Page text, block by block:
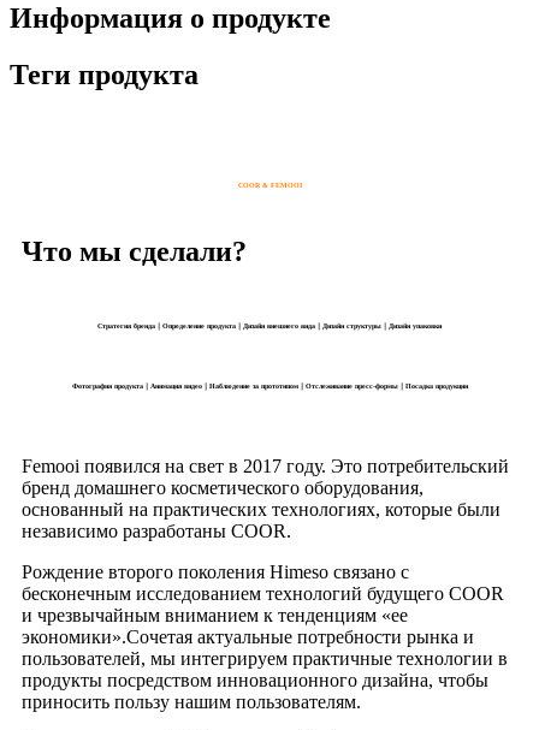
Информация о продукте
Теги продукта
COOR & FEMOOI
Что мы сделали?
Стратегия бренда｜Определение продукта｜Дизайн внешнего вида｜Дизайн структуры｜Дизайн упаковки
Фотография продукта｜Анимация видео｜Наблюдение за прототипом｜Отслеживание пресс-формы｜Посадка продукции
Femooi появился на свет в 2017 году. Это потребительский
бренд домашнего косметического оборудования,
основанный на практических технологиях, которые были
независимо разработаны COOR.
Рождение второго поколения Himeso связано с
бесконечным исследованием технологий будущего COOR
и чрезвычайным вниманием к тенденциям «ее
экономики».Сочетая актуальные потребности рынка и
пользователей, мы интегрируем практичные технологии в
продукты посредством инновационного дизайна, чтобы
приносить пользу нашим пользователям.